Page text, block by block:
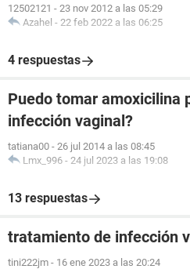
12502121 - 23 nov 2012 a las 05:29
Azahel - 22 feb 2022 a las 06:25
4 respuestas
Puedo tomar amoxicilina
infección vaginal?
tatiana00 - 26 jul 2014 a las 08:45
Lmx_996 - 24 jul 2023 a las 19:08
13 respuestas
tratamiento de infección
tini222jm - 16 ene 2023 a las 20:24